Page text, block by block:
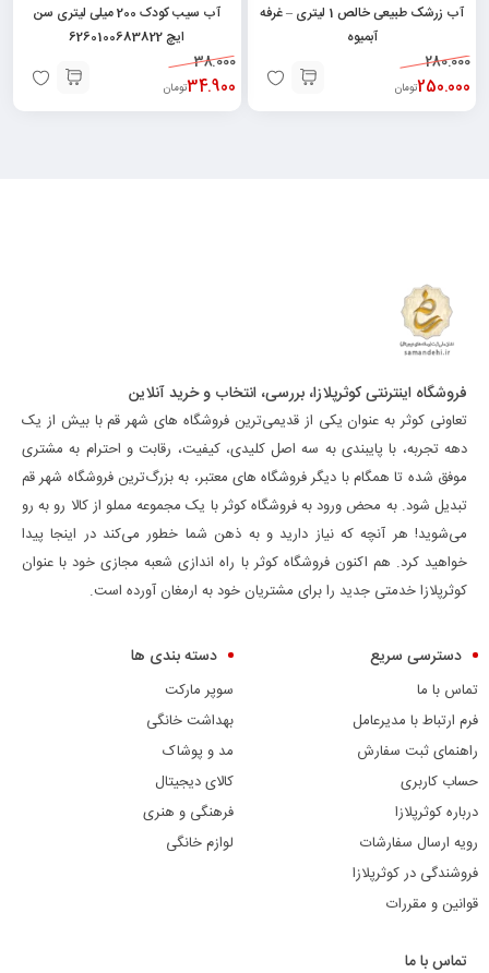
آب زرشک طبیعی خالص 1 لیتری – غرفه
آبمیوه
280.000
250.000تومان
آب سیب کودک 200 میلی لیتری سن
ایچ 6260100683822
38.000
34.900تومان
فروشگاه اینترنتی کوثرپلازا، بررسی، انتخاب و خرید آنلاین
تعاونی کوثر به عنوان یکی از قدیمی‌ترین فروشگاه های شهر قم با بیش از یک
دهه تجربه، با پایبندی به سه اصل کلیدی، کیفیت، رقابت و احترام به مشتری
موفق شده تا همگام با دیگر فروشگاه های معتبر، به بزرگ‌ترین فروشگاه شهر قم
تبدیل شود. به محض ورود به فروشگاه کوثر با یک مجموعه مملو از کالا رو به رو
می‌شوید! هر آنچه که نیاز دارید و به ذهن شما خطور می‌کند در اینجا پیدا
خواهید کرد. هم اکنون فروشگاه کوثر با راه اندازی شعبه مجازی خود با عنوان
کوثرپلازا خدمتی جدید را برای مشتریان خود به ارمغان آورده است.
دسترسی سریع
تماس با ما
فرم ارتباط با مدیرعامل
راهنمای ثبت سفارش
حساب کاربری
درباره کوثرپلازا
رویه ارسال سفارشات
فروشندگی در کوثرپلازا
قوانین و مقررات
دسته بندی ها
سوپر مارکت
بهداشت خانگی
مد و پوشاک
کالای دیجیتال
فرهنگی و هنری
لوازم خانگی
تماس با ما